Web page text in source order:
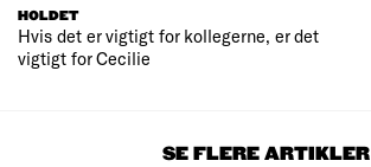
HOLDET
Hvis det er vigtigt for kollegerne, er det
vigtigt for Cecilie
SE FLERE ARTIKLER